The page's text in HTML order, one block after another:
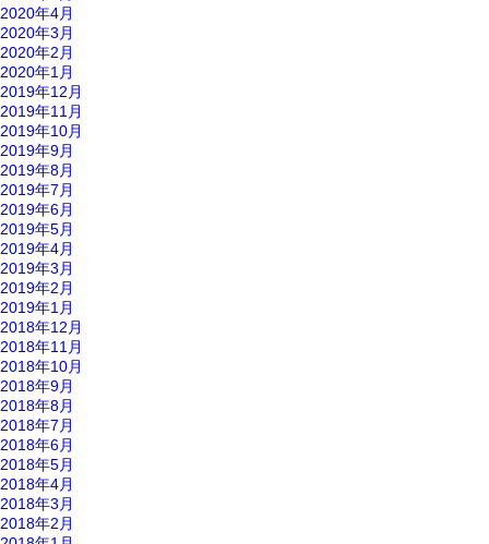
2020年4月
2020年3月
2020年2月
2020年1月
2019年12月
2019年11月
2019年10月
2019年9月
2019年8月
2019年7月
2019年6月
2019年5月
2019年4月
2019年3月
2019年2月
2019年1月
2018年12月
2018年11月
2018年10月
2018年9月
2018年8月
2018年7月
2018年6月
2018年5月
2018年4月
2018年3月
2018年2月